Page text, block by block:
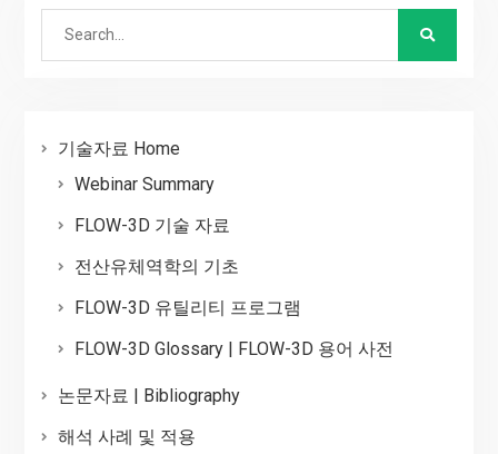
기술자료 Home
Webinar Summary
FLOW-3D 기술 자료
전산유체역학의 기초
FLOW-3D 유틸리티 프로그램
FLOW-3D Glossary | FLOW-3D 용어 사전
논문자료 | Bibliography
해석 사례 및 적용